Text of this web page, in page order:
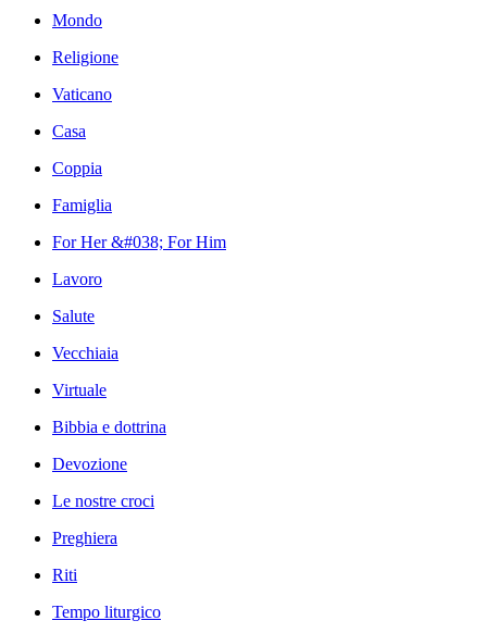
Mondo
Religione
Vaticano
Casa
Coppia
Famiglia
For Her &#038; For Him
Lavoro
Salute
Vecchiaia
Virtuale
Bibbia e dottrina
Devozione
Le nostre croci
Preghiera
Riti
Tempo liturgico